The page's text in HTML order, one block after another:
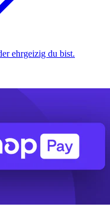
ehrgeizig du bist.